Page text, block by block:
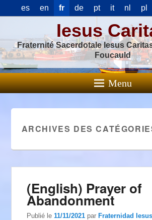
es en fr de pt it nl pl
Iesus
Fraternité Sacerdotale Iesus
Foucauld
Menu
ARCHIVES DES
(English) Prayer of
Abandonment
Publié le11/11/2021 par Fraternidad